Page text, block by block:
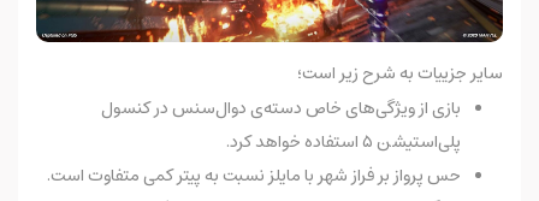
سایر جزییات به شرح زیر است؛
بازی از ویژگی‌های خاص دسته‌ی دوال‌سنس در کنسول
پلی‌استیشن ۵ استفاده خواهد کرد.
حس پرواز بر فراز شهر با مایلز نسبت به پیتر کمی متفاوت است.